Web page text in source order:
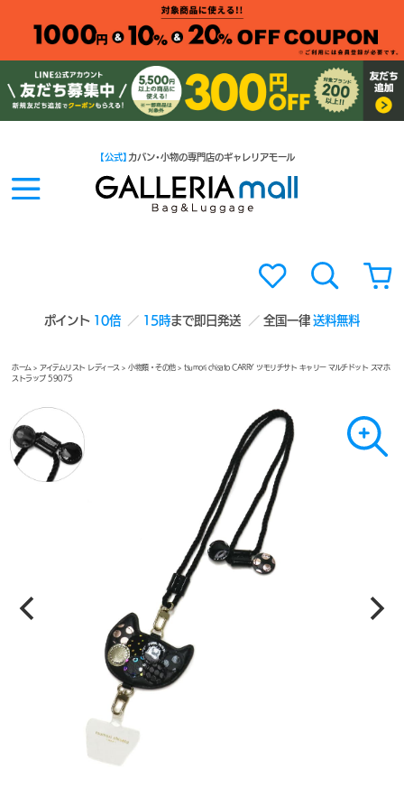
ポイント 10倍 15時まで即日発送 全国一律送料無料
【公式】 カバン・小物の専門店のギャレリアモール
ホーム >アイテムリスト レディース >小物類・その他> tsumori chisato CARRY ツモリチサト キャリー マルチドット スマホ
ストラップ 59075